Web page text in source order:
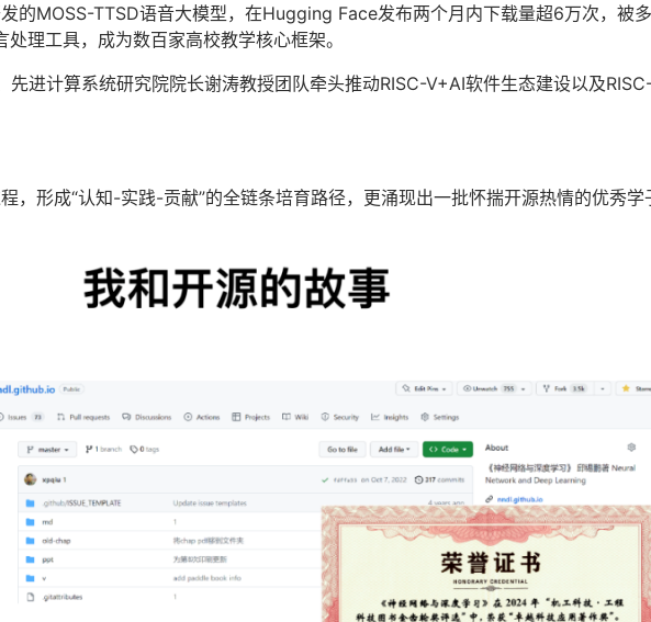
的MOSS-TTSD语音大模型，在Hugging Face发布两个月内下载量超6万次，被
理工具，成为数百家高校教学核心框架。
先进计算系统研究院院长谢涛教授团队牵头推动RISC-V+AI软件生态建设以及
，形成“认知-实践-贡献”的全链条培育路径，更涌现出一批怀揣开源热情的优秀学